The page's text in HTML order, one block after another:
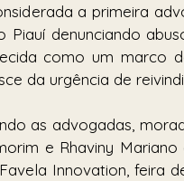
a primeira
denunciando
como um marco
da urgência de
as advogadas,
e Rhaviny
Innovation, feira